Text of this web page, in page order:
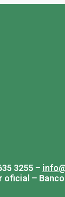
3255 –
oficial –